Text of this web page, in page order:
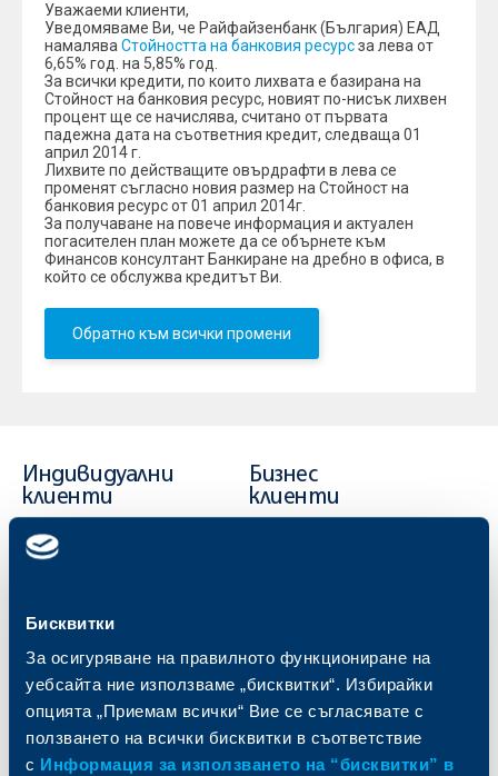
Бисквитки
За осигуряване на правилното функциониране на
уебсайта ние използваме „бисквитки“. Избирайки
опцията „Приемам всички“ Вие се съгласявате с
ползването на всички бисквитки в съответствие
с Информация за използването на “бисквитки” в
Уважаеми клиенти,
Уведомяваме Ви, че Райфайзенбанк (България) ЕАД
намалява Стойността на банковия ресурсза лева от
6,65% год. на 5,85% год.
За всички кредити, по които лихвата е базирана на
Стойност на банковия ресурс, новият по-нисък лихвен
процент ще се начислява, считано от първата
падежна дата на съответния кредит, следваща 01
април 2014 г.
Лихвите по действащите овърдрафти в лева се
променят съгласно новия размер на Стойност на
банковия ресурс от 01 април 2014г.
За получаване на повече информация и актуален
погасителен план можете да се обърнете към
Финансов консултант Банкиране на дребно в офиса, в
който се обслужва кредитът Ви.
Обратно към всички промени
Индивидуални
клиенти
Карти
Спестявания и инвестиции
Частно банкиране
Застраховки
Актуализация на клиентски данни
Бизнес
клиенти
Пазари, инвестиционно банкиране
и попечителски услуги
Кредити за собственици на фирми
Финансови институции и суверени